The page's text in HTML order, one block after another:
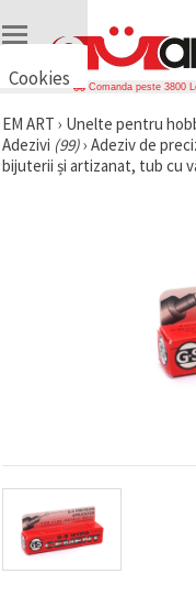
Cookies
vrem să vă
oferim
câteva
cookie -uri.
vizitele.
Puteți fi de
acord să
utilizați
toate
Comanda peste 3800
EM ART › Unelte pentru
Adezivi (99)› Adeziv de
bijuterii și artizanat, tub cu